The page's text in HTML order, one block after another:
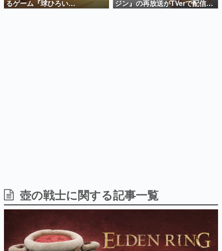
事をまとめました。
日本のモバイルゲーム史における主要なトピック・タイト
ルを網羅するほか、開発者へのインタビューや識者による
解説を掲載。約20年の歴史が一望できる決定版！
若ゲのいたり〜ゲームクリエイターの青春〜
『うつヌケ』『ペンと箸』等で知られるマンガ家・田中圭
一先生によるゲーム業界レポートマンガです。
るゲーム『球ひろい
Simulator』が「1件」のウィッ
ジン』の再放送がTVerで配信
中！レッド（CV：竹内順子）が